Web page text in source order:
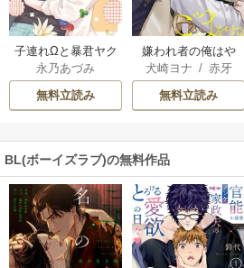
子連れΩと暴君ヤク
ザ【単行本版】
永乃あづみ
無料立読み
嫌われ者の俺はや
り直しの世界で義
弟達にごまをする
【シーモア限定
犬崎ヨナ / 赤牙
無料立読み
BL(ボーイズラブ)の無料作品